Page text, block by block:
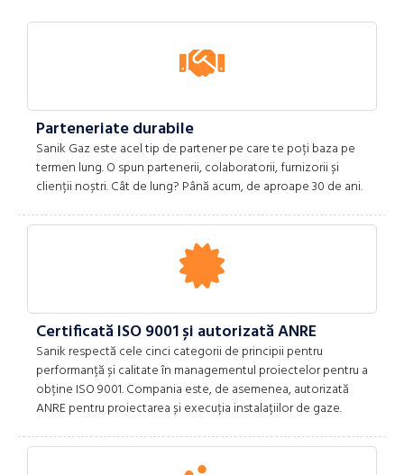
Parteneriate durabile
Sanik Gaz este acel tip de partener pe care te poți baza pe
termen lung. O spun partenerii, colaboratorii, furnizorii și
clienții noștri. Cât de lung? Până acum, de aproape 30 de ani.
Certificată ISO 9001 și autorizată ANRE
Sanik respectă cele cinci categorii de principii pentru
performanță și calitate în managementul proiectelor pentru a
obține ISO 9001. Compania este, de asemenea, autorizată
ANRE pentru proiectarea și execuția instalațiilor de gaze.